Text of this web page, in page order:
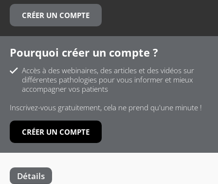
CRÉER UN COMPTE
Pourquoi créer un compte ?
Accès à des webinaires, des articles et des vidéos sur
différentes pathologies pour vous informer et mieux
accompagner vos patients
Inscrivez-vous gratuitement, cela ne prend qu'une minute !
CRÉER UN COMPTE
Détails